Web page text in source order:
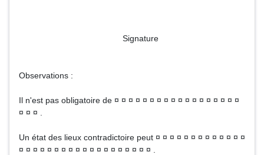
Signature
Observations :
Il n'est pas obligatoire de ¤ ¤ ¤ ¤ ¤ ¤ ¤ ¤ ¤ ¤ ¤ ¤ ¤ ¤ ¤ ¤ ¤ ¤
¤ ¤ ¤ .
Un état des lieux contradictoire peut ¤ ¤ ¤ ¤ ¤ ¤ ¤ ¤ ¤ ¤ ¤ ¤ ¤
¤ ¤ ¤ ¤ ¤ ¤ ¤ ¤ ¤ ¤ ¤ ¤ ¤ ¤ ¤ ¤ ¤ ¤ ¤ .